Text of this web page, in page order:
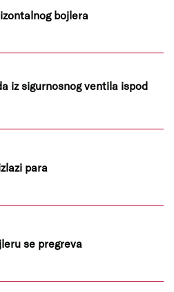
bojlera
iz sigurnosnog ventila ispod
para
se pregreva